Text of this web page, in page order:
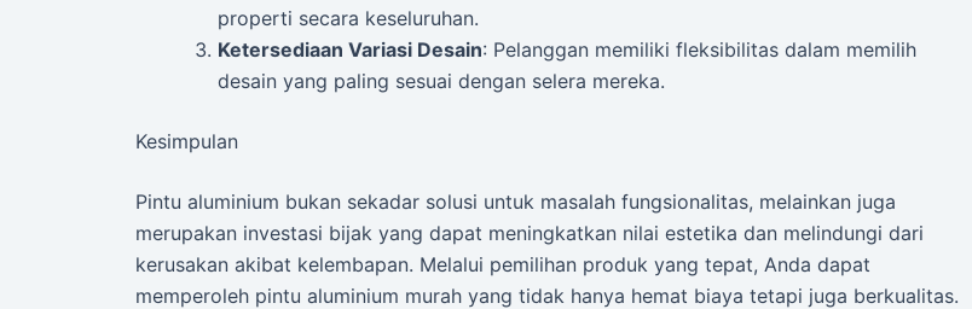
properti secara keseluruhan.
Ketersediaan Variasi Desain: Pelanggan memiliki fleksibilitas dalam memilih
desain yang paling sesuai dengan selera mereka.
Kesimpulan
Pintu aluminium bukan sekadar solusi untuk masalah fungsionalitas, melainkan juga
merupakan investasi bijak yang dapat meningkatkan nilai estetika dan melindungi dari
kerusakan akibat kelembapan. Melalui pemilihan produk yang tepat, Anda dapat
memperoleh pintu aluminium murah yang tidak hanya hemat biaya tetapi juga berkualitas.